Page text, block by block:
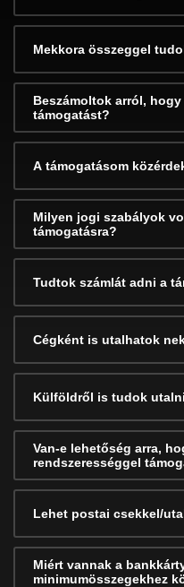
Mekkora összeggel
Beszámoltok arról,
támogatást?
A támogatásom
Milyen jogi szabályok
támogatásra?
Tudtok számlát adni a
Cégként is utalhatok
Külföldről is tudok
Van-e lehetőség arra,
rendszerességgel
Lehet postai csekkel/
Miért vannak a
minimumösszegekhez